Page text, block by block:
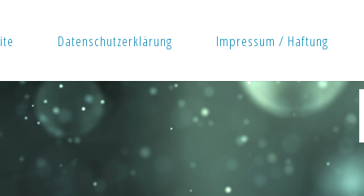
Datenschutzerklärung Impressum / Haftung